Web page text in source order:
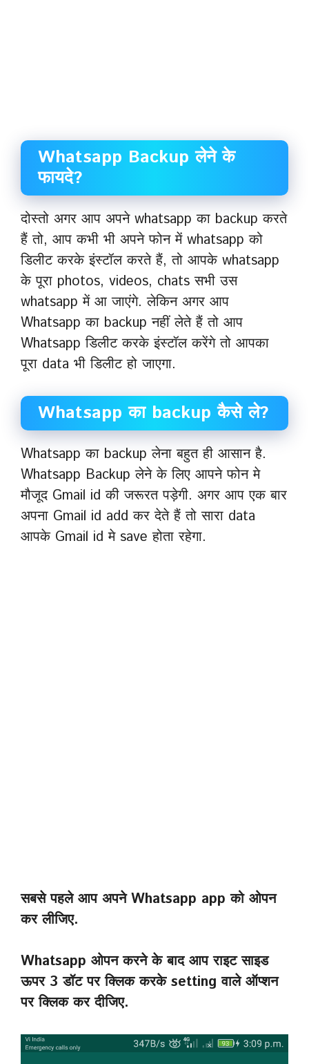
Whatsapp Backup लेने के
फायदे?
दोस्तो अगर आप अपने whatsapp का backup करते
हैं तो, आप कभी भी अपने फोन में whatsapp को
डिलीट करके इंस्टॉल करते हैं, तो आपके whatsapp
के पूरा photos, videos, chats सभी उस
whatsapp में आ जाएंगे. लेकिन अगर आप
Whatsapp का backup नहीं लेते हैं तो आप
Whatsapp डिलीट करके इंस्टॉल करेंगे तो आपका
पूरा data भी डिलीट हो जाएगा.
Whatsapp का backup कैसे ले?
Whatsapp का backup लेना बहुत ही आसान है.
Whatsapp Backup लेने के लिए आपने फोन मे
मौजूद Gmail id की जरूरत पड़ेगी. अगर आप एक बार
अपना Gmail id add कर देते हैं तो सारा data
आपके Gmail id मे save होता रहेगा.
सबसे पहले आप अपने Whatsapp app को ओपन
कर लीजिए.
Whatsapp ओपन करने के बाद आप राइट साइड
ऊपर 3 डॉट पर क्लिक करके setting वाले ऑप्शन
पर क्लिक कर दीजिए.